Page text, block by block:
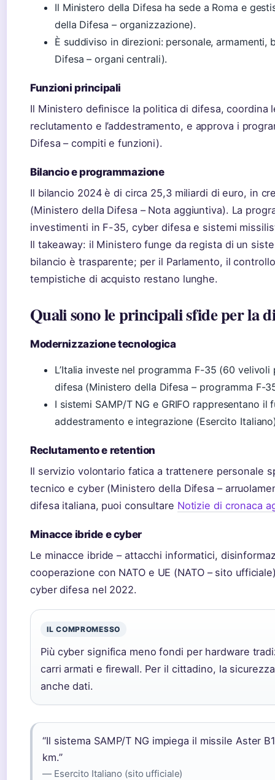
Il Ministero della Difesa ha sede a Roma e
della Difesa – organizzazione).
È suddiviso in direzioni: personale,
Difesa – organi centrali).
Funzioni principali
Il Ministero definisce la politica di difesa, coordina
reclutamento e l’addestramento, e approva i
Difesa – compiti e funzioni).
Bilancio e programmazione
Il bilancio 2024 è di circa 25,3 miliardi di euro, in
(Ministero della Difesa – Nota aggiuntiva). La
investimenti in F-35, cyber difesa e sistemi
Il takeaway: il Ministero funge da regista di un
bilancio è trasparente; per il Parlamento, il
tempistiche di acquisto restano lunghe.
Quali sono le principali sfide per la
Modernizzazione tecnologica
L’Italia investe nel programma F-35 (60
difesa (Ministero della Difesa – programma F-
I sistemi SAMP/T NG e GRIFO rappresentano
addestramento e integrazione (Esercito
Reclutamento e retention
Il servizio volontario fatica a trattenere personale
tecnico e cyber (Ministero della Difesa –
difesa italiana, puoi consultare Notizie di cronaca
Minacce ibride e cyber
Le minacce ibride – attacchi informatici,
cooperazione con NATO e UE (NATO – sito
cyber difesa nel 2022.
IL COMPROMESSO
Più cyber significa meno fondi per hardware
carri armati e firewall. Per il cittadino, la
anche dati.
“Il sistema SAMP/T NG impiega il missile Aster
km.”
— Esercito Italiano (sito ufficiale)